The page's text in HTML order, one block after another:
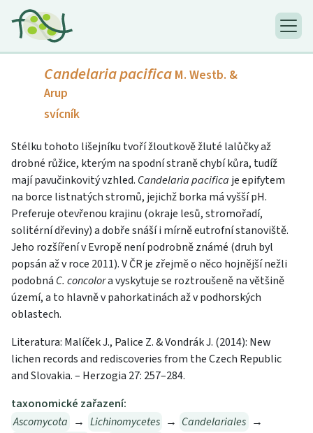
Candelaria pacifica M. Westb. &
Arup
svícník
Stélku tohoto lišejníku tvoří žloutkově žluté lalůčky až
drobné růžice, kterým na spodní straně chybí kůra, tudíž
mají pavučinkovitý vzhled. Candelaria pacifica je epifytem
na borce listnatých stromů, jejichž borka má vyšší pH.
Preferuje otevřenou krajinu (okraje lesů, stromořadí,
solitérní dřeviny) a dobře snáší i mírně eutrofní stanoviště.
Jeho rozšíření v Evropě není podrobně známé (druh byl
popsán až v roce 2011). V ČR je zřejmě o něco hojnější nežli
podobná C. concolora vyskytuje se roztroušeně na většině
území, a to hlavně v pahorkatinách až v podhorských
oblastech.
Literatura: Malíček J., Palice Z. & Vondrák J. (2014): New
lichen records and rediscoveries from the Czech Republic
and Slovakia. – Herzogia 27: 257–284.
taxonomické zařazení:
Ascomycota → Lichinomycetes → Candelariales →